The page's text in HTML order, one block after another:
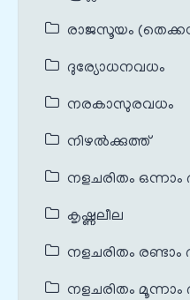
രാജസൂയം
ദുര്യോധനവധം
നരകാസുരവധം
നിഴൽക്കുത്ത്
നളചരിതം ഒന്നാം
കൃഷ്ണലീല
നളചരിതം രണ്ടാം
നളചരിതം മൂന്നാം